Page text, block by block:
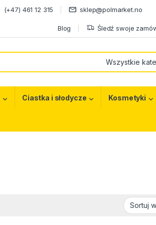
(+47) 461 12 315 sklep@polmarket.no
Blog Śledź swoje
Ciastka i słodycze Kosmetyki